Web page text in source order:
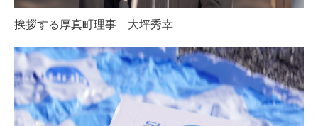
挨拶する厚真町理事 大坪秀幸